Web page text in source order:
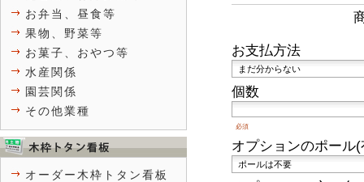
お支払方法
個数
必須
オプションのポール
お弁当、昼食等
果物、野菜等
お菓子、おやつ等
水産関係
園芸関係
その他業種
オーダー木枠トタン看板